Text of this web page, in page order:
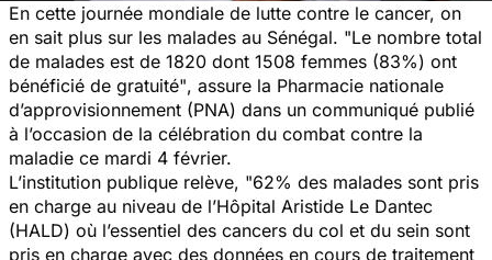
En cette journée mondiale de lutte contre le cancer, on
en sait plus sur les malades au Sénégal. "Le nombre total
de malades est de 1820 dont 1508 femmes (83%) ont
bénéficié de gratuité", assure la Pharmacie nationale
d’approvisionnement (PNA) dans un communiqué publié
à l’occasion de la célébration du combat contre la
maladie ce mardi 4 février.
L’institution publique relève, "62% des malades sont pris
en charge au niveau de l’Hôpital Aristide Le Dantec
(HALD) où l’essentiel des cancers du col et du sein sont
pris en charge avec des données en cours de traitement